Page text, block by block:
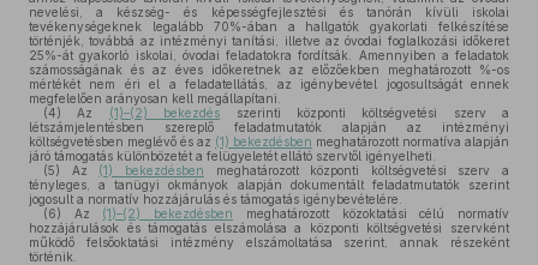
nevelési, a készség- és képességfejlesztési és tanórán kívüli iskolai
tevékenységeknek legalább 70%-ában a hallgatók gyakorlati felkészítése
történjék, továbbá az intézményi tanítási, illetve az óvodai foglalkozási időkeret
25%-át gyakorló iskolai, óvodai feladatokra fordítsák. Amennyiben a feladatok
számosságának és az éves időkeretnek az előzőekben meghatározott %-os
mértékét nem éri el a feladatellátás, az igénybevétel jogosultságát ennek
megfelelően arányosan kell megállapítani.
(4) Az (1)–(2) bekezdés szerinti központi költségvetési szerv a
létszámjelentésben szereplő feladatmutatók alapján az intézményi
költségvetésben meglévő és az (1) bekezdésben meghatározott normatíva alapján
járó támogatás különbözetét a felügyeletét ellátó szervtől igényelheti.
(5) Az (1) bekezdésben meghatározott központi költségvetési szerv a
tényleges, a tanügyi okmányok alapján dokumentált feladatmutatók szerint
jogosult a normatív hozzájárulás és támogatás igénybevételére.
(6) Az (1)–(2) bekezdésben meghatározott közoktatási célú normatív
hozzájárulások és támogatás elszámolása a központi költségvetési szervként
működő felsőoktatási intézmény elszámoltatása szerint, annak részeként
történik.